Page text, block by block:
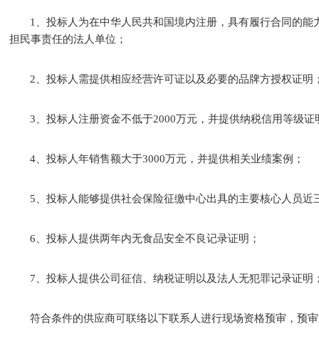
1、投标人为在中华人民共和国境内注册，具有履行合同的
担民事责任的法人单位；
2、投标人需提供相应经营许可证以及必要的品牌方授权证明
3、投标人注册资金不低于2000万元，并提供纳税信用等级
4、投标人年销售额大于3000万元，并提供相关业绩案例；
5、投标人能够提供社会保险征缴中心出具的主要核心人员近
6、投标人提供两年内无食品安全不良记录证明；
7、投标人提供公司征信、纳税证明以及法人无犯罪记录证明
符合条件的供应商可联络以下联系人进行现场资格预审，预